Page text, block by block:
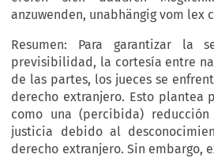
anzuwenden, unabhängig vom lex
Resumen: Para garantizar la
previsibilidad, la cortesía entre
de las partes, los jueces se
derecho extranjero. Esto plantea
como una (percibida)
justicia debido al
derecho extranjero. Sin embargo,